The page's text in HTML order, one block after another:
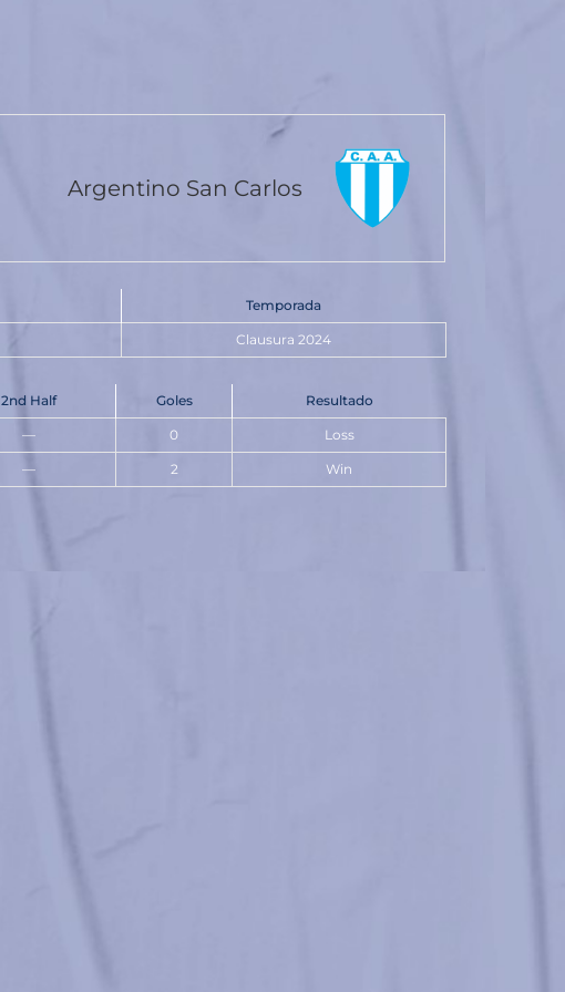
Argentino San Carlos
Temporada
Clausura 2024
2nd Half Goles Resultado
— 0 Loss
— 2 Win